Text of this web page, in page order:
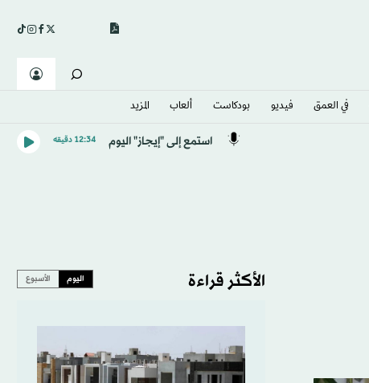
في العمق فيديو بودكاست ألعاب المزيد
استمع إلى "إيجاز" اليوم 12:34 دقيقه
الأكثر قراءة اليوم الأسبوع